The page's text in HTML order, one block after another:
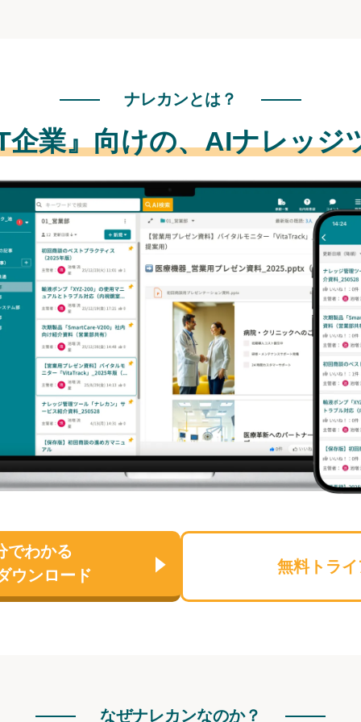
ナレカンとは？
企業』向けの、AIナレッジ
でわかる
ウンロード
無料トラ
なぜナレカンなのか？